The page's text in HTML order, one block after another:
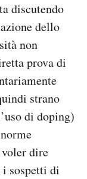
discutendo
dello
non
prova di
strano
di doping)
dire
i sospetti di